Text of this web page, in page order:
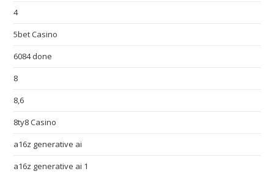
4
5bet Casino
6084 done
8
8,6
8ty8 Casino
a16z generative ai
a16z generative ai 1